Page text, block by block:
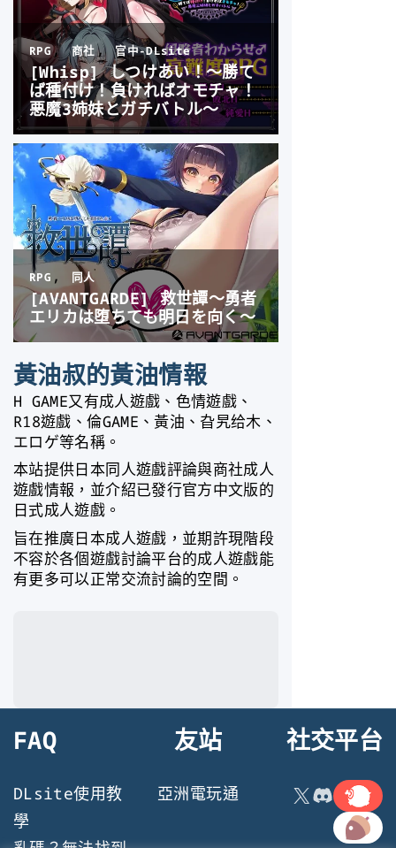
黃油叔的黃油情報
H GAME又有成人遊戲、色情遊戲、
R18遊戲、倫GAME、黃油、旮旯给木、
エロゲ等名稱。
本站提供日本同人遊戲評論與商社成人
遊戲情報，並介紹已發行官方中文版的
日式成人遊戲。
旨在推廣日本成人遊戲，並期許現階段
不容於各個遊戲討論平台的成人遊戲能
有更多可以正常交流討論的空間。
FAQ
DLsite使用教
學
友站
亞洲電玩通
社交平台
X Discord
連結
連結